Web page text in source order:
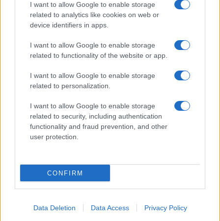
I want to allow Google to enable storage
related to analytics like cookies on web or
device identifiers in apps.
I want to allow Google to enable storage
related to functionality of the website or app.
I want to allow Google to enable storage
related to personalization.
I want to allow Google to enable storage
related to security, including authentication
functionality and fraud prevention, and other
user protection.
CONFIRM
Data Deletion Data Access Privacy Policy
Dove si terrà Vogue World nel 2027: la scelta di San
Matteo Pellegrino · 6 Ago 2026